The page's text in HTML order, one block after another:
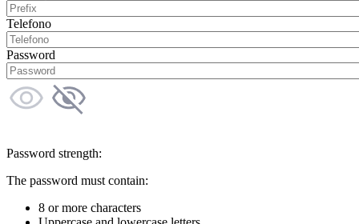
Telefono
Password
Password strength:
The password must contain:
8 or more characters